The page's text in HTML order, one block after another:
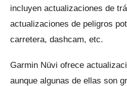
incluyen actualizaciones de
actualizaciones de peligros
carretera, dashcam, etc.
Garmin Nüvi ofrece
aunque algunas de ellas son